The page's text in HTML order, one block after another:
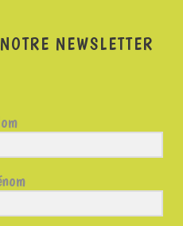
NEWSLETTER